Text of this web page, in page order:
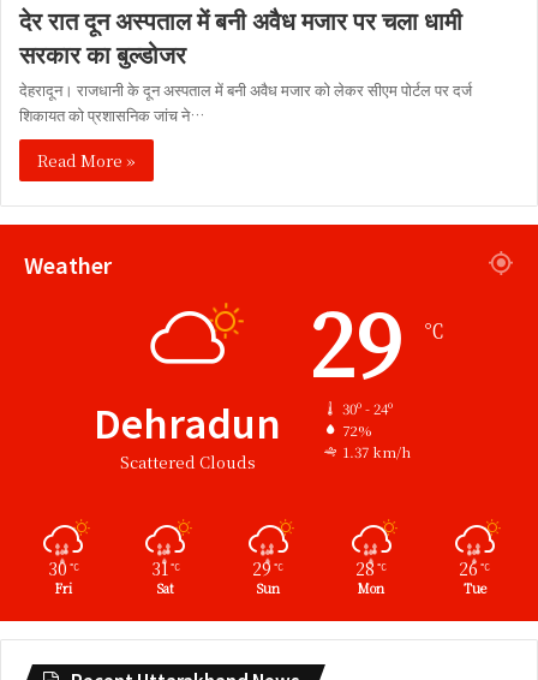
देर रात दून अस्पताल में बनी अवैध मजार पर चला धामी
सरकार का बुल्डोजर
देहरादून। राजधानी के दून अस्पताल में बनी अवैध मजार को लेकर सीएम पोर्टल पर दर्ज
शिकायत को प्रशासनिक जांच ने…
Read More »
Weather
Dehradun
Scattered Clouds
29 ℃
30º - 24º
72%
1.37 km/h
30 ℃
Fri
31 ℃
Sat
29 ℃
Sun
28 ℃
Mon
26 ℃
Tue